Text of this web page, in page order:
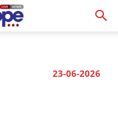
23-06-2026